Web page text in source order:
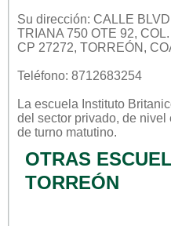
Su dirección: CALLE
TRIANA 750 OTE 92,
CP 27272, TORREÓN,
Teléfono: 8712683254
La escuela Instituto
del sector privado, de nivel
de turno matutino.
OTRAS
TORREÓN